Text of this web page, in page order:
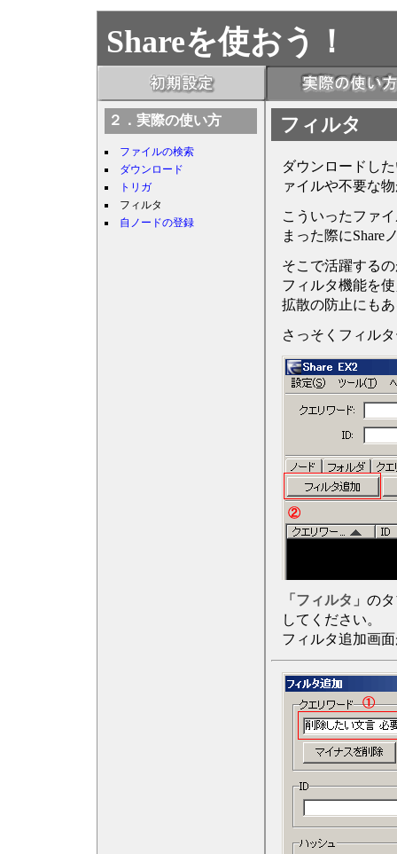
Shareを使おう！
２．実際の使い方
ファイルの検索
ダウンロード
トリガ
フィルタ
自ノードの登録
フィルタ
ダウンロードし
ァイルや不要な
こういったファ
まった際にShare
そこで活躍する
フィルタ機能を
拡散の防止にも
さっそくフィル
「フィルタ」 の
してください。
フィルタ追加画